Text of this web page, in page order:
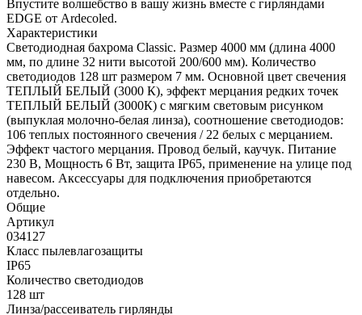
Впустите волшебство в вашу жизнь вместе с гирляндами
EDGE от Ardecoled.
Характеристики
Светодиодная бахрома Classic. Размер 4000 мм (длина 4000
мм, по длине 32 нити высотой 200/600 мм). Количество
светодиодов 128 шт размером 7 мм. Основной цвет свечения
ТЕПЛЫЙ БЕЛЫЙ (3000 К), эффект мерцания редких точек
ТЕПЛЫЙ БЕЛЫЙ (3000К) с мягким световым рисунком
(выпуклая молочно-белая линза), соотношение светодиодов:
106 теплых постоянного свечения / 22 белых с мерцанием.
Эффект частого мерцания. Провод белый, каучук. Питание
230 В, Мощность 6 Вт, защита IP65, применение на улице под
навесом. Аксессуары для подключения приобретаются
отдельно.
Общие
Артикул
034127
Класс пылевлагозащиты
IP65
Количество светодиодов
128 шт
Линза/рассеиватель гирлянды